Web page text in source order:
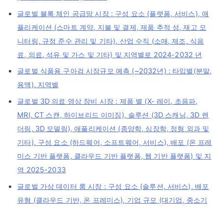
글로벌 블록 체인 공급망 시장 : 구성 요소 (플랫폼, 서비스), 애
플리케이션 (스마트 계약, 지불 및 결제, 제품 추적 성, 재고 모
니터링, 규정 준수 관리 및 기타), 산업 수직 (소매, 제조, 식음
료, 의료, 석유 및 가스 및 기타) 및 지역별로 2024-2032 년
글로벌 식품용 구아검 시장규모 예측 (~2032년) : 타입별(분말,
용액), 지역별
글로벌 3D 의료 영상 장비 시장 : 제품 별 (X- 레이, 초음파,
MRI, CT 스캔, 하이브리드 이미징), 솔루션 (3D 스캐닝, 3D 렌
더링, 3D 모델링), 애플리케이션 (종양학, 심장학, 정형 외과 및
기타), 구성 요소 (하드웨어, 소프트웨어, 서비스), 배포 (온 프레
미스 기반 플랫폼, 클라우드 기반 플랫폼, 웹 기반 플랫폼) 및 지
역 2025-2033
글로벌 가상 데이터 룸 시장 : 구성 요소 (솔루션, 서비스), 배포
유형 (클라우드 기반, 온 프레미스), 기업 규모 (대기업, 중소기